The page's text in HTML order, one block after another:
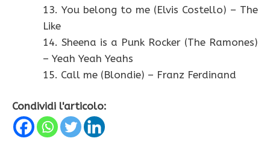
13. You belong to me (Elvis Costello) – The
Like
14. Sheena is a Punk Rocker (The Ramones)
– Yeah Yeah Yeahs
15. Call me (Blondie) – Franz Ferdinand
Condividi l'articolo: